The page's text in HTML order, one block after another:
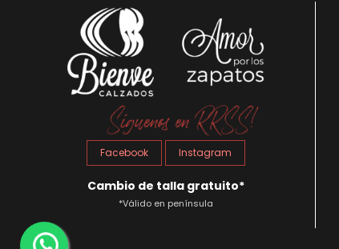
Facebook Instagram
Cambio de talla gratuito*
*Válido en península